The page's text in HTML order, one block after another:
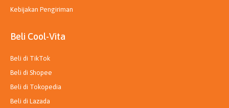
Kebijakan Pengiriman
Beli Cool-Vita
Beli di TikTok
Beli di Shopee
Beli di Tokopedia
Beli di Lazada